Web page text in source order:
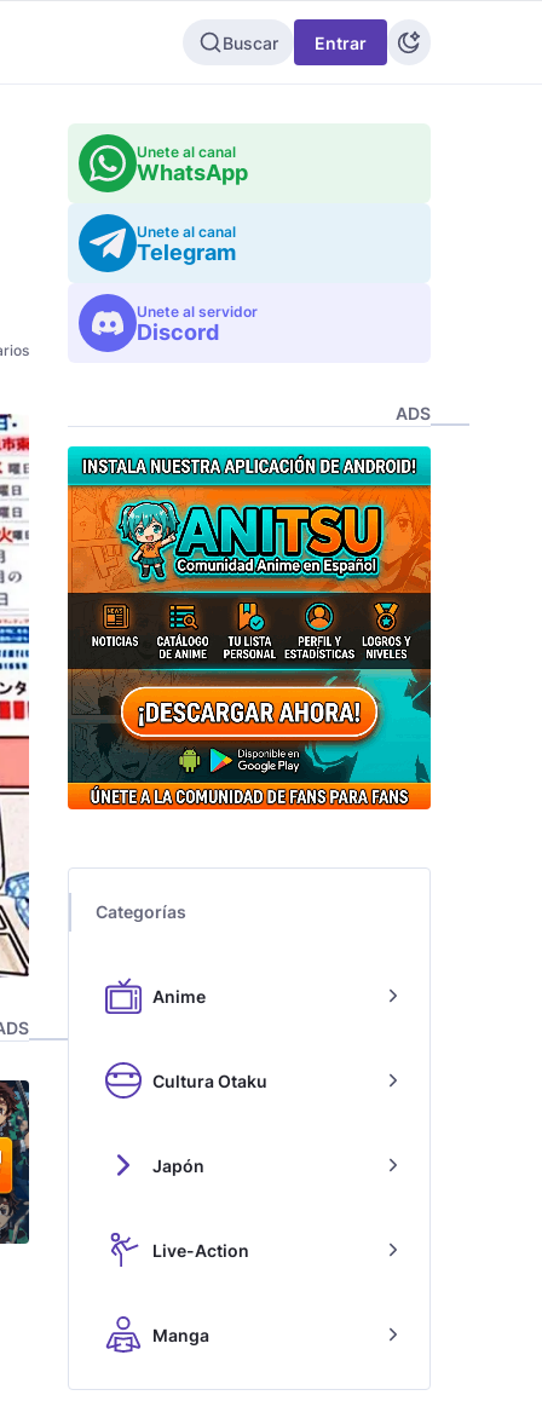
Buscar Entrar
Unete al canal
WhatsApp
Unete al canal
Telegram
Unete al servidor
Discord
ADS
Categorías
Anime
Cultura Otaku
Japón
Live-Action
Manga